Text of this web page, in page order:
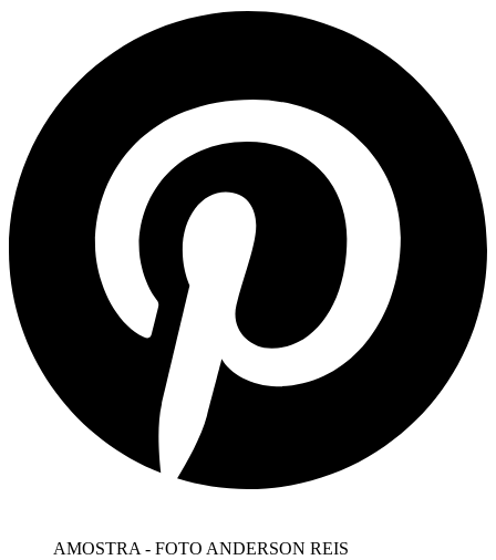
AMOSTRA - FOTO ANDERSON REIS